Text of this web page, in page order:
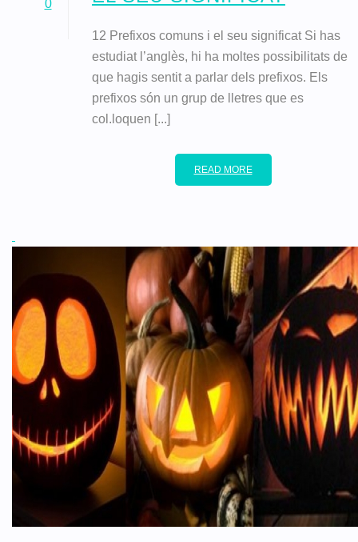
0
12 Prefixos comuns i el seu significat Si has
estudiat l’anglès, hi ha moltes possibilitats de
que hagis sentit a parlar dels prefixos. Els
prefixos són un grup de lletres que es
col.loquen [...]
READ MORE